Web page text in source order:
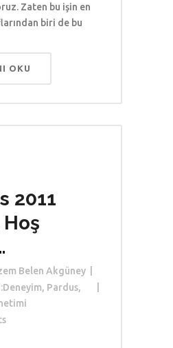
Zaten bu işin en
biri de bu
OKU
2011
Belen Akgüney
Deneyim, Pardus,